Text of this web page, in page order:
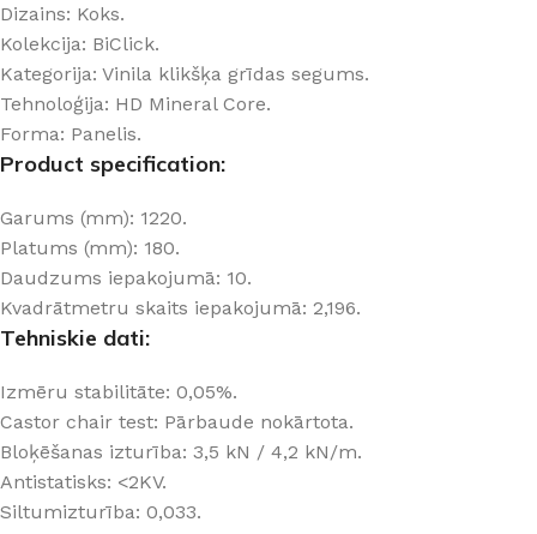
Dizains: Koks.
Kolekcija: BiClick.
Kategorija: Vinila klikšķa grīdas segums.
Tehnoloģija: HD Mineral Core.
Forma: Panelis.
Product specification:
Garums (mm): 1220.
Platums (mm): 180.
Daudzums iepakojumā: 10.
Kvadrātmetru skaits iepakojumā: 2,196.
Tehniskie dati:
Izmēru stabilitāte: 0,05%.
Castor chair test: Pārbaude nokārtota.
Bloķēšanas izturība: 3,5 kN / 4,2 kN/m.
Antistatisks: <2KV.
Siltumizturība: 0,033.